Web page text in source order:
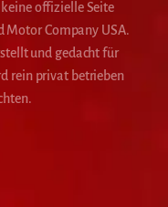
keine offizielle Seite
Motor Company USA.
und gedacht für
rein privat betrieben